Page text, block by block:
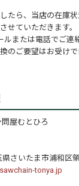
たら、当店の在庫
せていただきます。
または電話でご連
のご要望はお受けで
屋むとひろ
さいたま市浦和区
tonya.jp